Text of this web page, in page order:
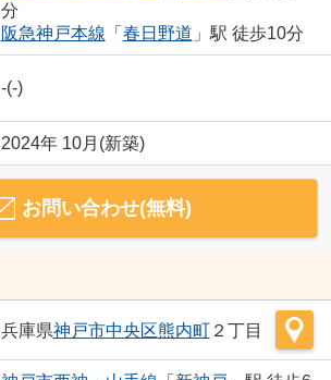
分
阪急神戸本線 「 春日野道 」駅 徒歩10分
-(-)
2024年 10月(新築)
お問い合わせ(無料)
兵庫県神戸市中央区熊内町２丁目